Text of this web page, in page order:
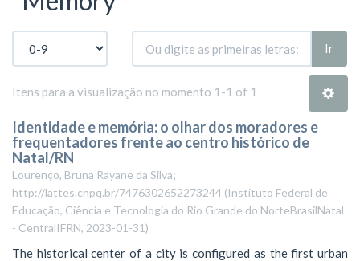
Ir
Itens para a visualização no momento 1-1 of 1
Identidade e memória: o olhar dos moradores e
frequentadores frente ao centro histórico de
Natal/RN
Lourenço, Bruna Rayane da Silva;
http://lattes.cnpq.br/7476302652273244 (Instituto Federal de
Educação, Ciência e Tecnologia do Rio Grande do NorteBrasilNatal
- CentralIFRN, 2023-01-31)
The historical center of a city is configured as the first urban